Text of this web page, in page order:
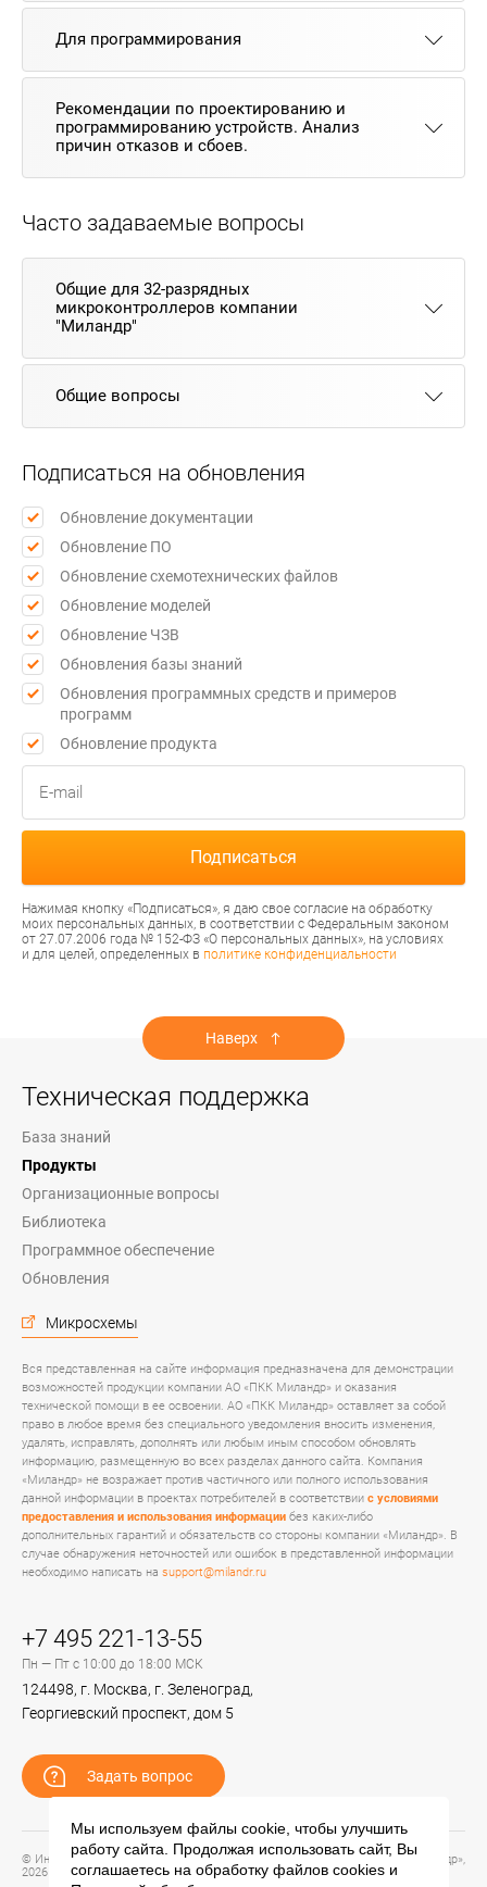
Для программирования
Рекомендации по проектированию и
программированию устройств. Анализ
причин отказов и сбоев.
Часто задаваемые вопросы
Общие для 32-разрядных
микроконтроллеров компании
"Миландр"
Общие вопросы
Подписаться на обновления
Обновление документации
Обновление ПО
Обновление схемотехнических файлов
Обновление моделей
Обновление ЧЗВ
Обновления базы знаний
Обновления программных средств и примеров
программ
Обновление продукта
Нажимая кнопку «Подписаться», я даю свое согласие на обработку
моих персональных данных, в соответствии с Федеральным законом
от 27.07.2006 года № 152-ФЗ «О персональных данных», на условиях
и для целей, определенных в политике конфиденциальности
Наверх
Техническая поддержка
База знаний
Продукты
Организационные вопросы
Библиотека
Программное обеспечение
Обновления
Микросхемы
Вся представленная на сайте информация предназначена для демонстрации
возможностей продукции компании АО «ПКК Миландр» и оказания
технической помощи в ее освоении. АО «ПКК Миландр» оставляет за собой
право в любое время без специального уведомления вносить изменения,
удалять, исправлять, дополнять или любым иным способом обновлять
информацию, размещенную во всех разделах данного сайта. Компания
«Миландр» не возражает против частичного или полного использования
данной информации в проектах потребителей в соответствии с условиями
предоставления и использования информации без каких-либо
дополнительных гарантий и обязательств со стороны компании «Миландр». В
случае обнаружения неточностей или ошибок в представленной информации
необходимо написать на support@milandr.ru
+7 495 221-13-55
Пн — Пт с 10:00 до 18:00 МСК
124498, г. Москва, г. Зеленоград,
Георгиевский проспект, дом 5
Задать вопрос
© Информационный портал технической поддержки ЦП ИС АО «ПКК Миландр»,
2026
Мы используем файлы cookie, чтобы улучшить
работу сайта. Продолжая использовать сайт, Вы
соглашаетесь на обработку файлов cookies и